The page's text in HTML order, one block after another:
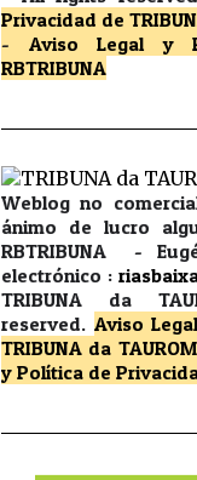
Privacidad de
- Aviso Legal y
RBTRIBUNA
Weblog no
ánimo de lucro
RBTRIBUNA -
electrónico :
TRIBUNA da
reserved. Aviso
TRIBUNA da
y Política de